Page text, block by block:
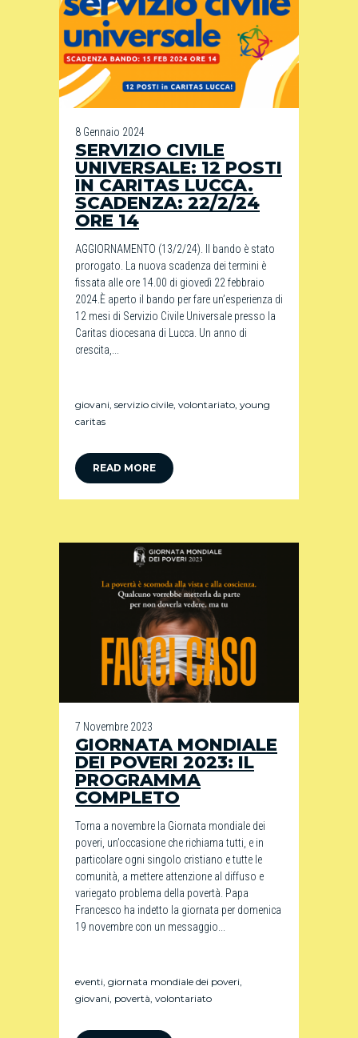
8 Gennaio 2024
SERVIZIO CIVILE
UNIVERSALE: 12 POSTI
IN CARITAS LUCCA.
SCADENZA: 22/2/24
ORE 14
AGGIORNAMENTO (13/2/24). Il bando è stato
prorogato. La nuova scadenza dei termini è
fissata alle ore 14.00 di giovedì 22 febbraio
2024.È aperto il bando per fare un’esperienza di
12 mesi di Servizio Civile Universale presso la
Caritas diocesana di Lucca. Un anno di
crescita,...
giovani servizio civile volontariato young
caritas
READ MORE
7 Novembre 2023
GIORNATA MONDIALE
DEI POVERI 2023: IL
PROGRAMMA
COMPLETO
Torna a novembre la Giornata mondiale dei
poveri, un’occasione che richiama tutti, e in
particolare ogni singolo cristiano e tutte le
comunità, a mettere attenzione al diffuso e
variegato problema della povertà. Papa
Francesco ha indetto la giornata per domenica
19 novembre con un messaggio...
eventi giornata mondiale dei poveri
giovani povertà volontariato